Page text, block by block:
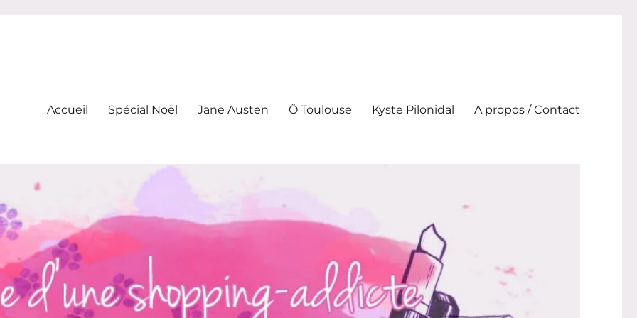
Accueil Spécial Noël Jane Austen Ô Toulouse Kyste Pilonidal A propos / Contact